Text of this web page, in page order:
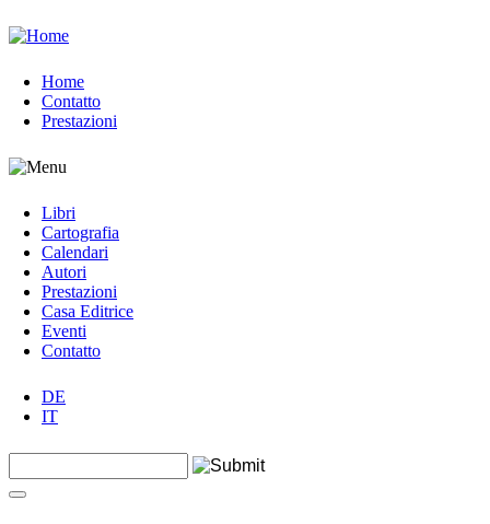
Jump to navigation
Home
Contatto
Prestazioni
Libri
Cartografia
Calendari
Autori
Prestazioni
Casa Editrice
Eventi
Contatto
DE
IT
Form di ricerca